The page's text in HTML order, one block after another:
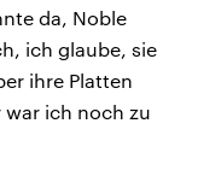
da, Noble
ich glaube, sie
ihre Platten
ich noch zu